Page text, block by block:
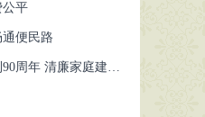
公平
便民路
我市开展纪念红军长征胜利90周年 清廉家庭建设主题活动